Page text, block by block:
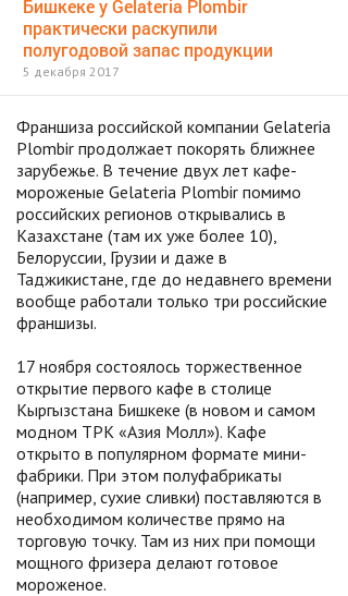
Бишкеке у Gelateria Plombir
практически раскупили
полугодовой запас продукции
5 декабря 2017
Франшиза российской компании Gelateria
Plombir продолжает покорять ближнее
зарубежье. В течение двух лет кафе-
мороженые Gelateria Plombir помимо
российских регионов открывались в
Казахстане (там их уже более 10),
Белоруссии, Грузии и даже в
Таджикистане, где до недавнего времени
вообще работали только три российские
франшизы.
17 ноября состоялось торжественное
открытие первого кафе в столице
Кыргызстана Бишкеке (в новом и самом
модном ТРК «Азия Молл»). Кафе
открыто в популярном формате мини-
фабрики. При этом полуфабрикаты
(например, сухие сливки) поставляются в
необходимом количестве прямо на
торговую точку. Там из них при помощи
мощного фризера делают готовое
мороженое.